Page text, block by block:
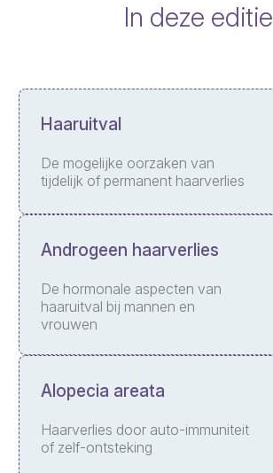
In deze editie
Haaruitval
De mogelijke oorzaken van
tijdelijk of permanent haarverlies
Androgeen haarverlies
De hormonale aspecten van
haaruitval bij mannen en
vrouwen
Alopecia areata
Haarverlies door auto-immuniteit
of zelf-ontsteking